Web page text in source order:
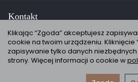
Kontakt
Klikając “Zgoda” akceptujesz
cookie na twoim urządzeniu. Kliknięcie
zapisywanie tylko danych
strony. Więcej informacji o cookie w